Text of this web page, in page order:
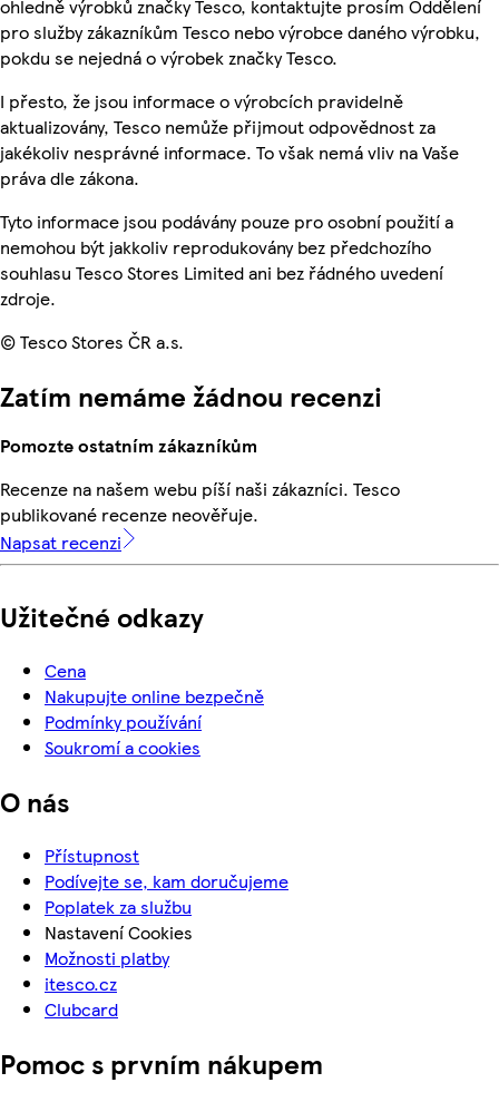
ohledně výrobků značky Tesco, kontaktujte prosím Oddělení
pro služby zákazníkům Tesco nebo výrobce daného výrobku,
pokdu se nejedná o výrobek značky Tesco.
I přesto, že jsou informace o výrobcích pravidelně
aktualizovány, Tesco nemůže přijmout odpovědnost za
jakékoliv nesprávné informace. To však nemá vliv na Vaše
práva dle zákona.
Tyto informace jsou podávány pouze pro osobní použití a
nemohou být jakkoliv reprodukovány bez předchozího
souhlasu Tesco Stores Limited ani bez řádného uvedení
zdroje.
© Tesco Stores ČR a.s.
Zatím nemáme žádnou recenzi
Pomozte ostatním zákazníkům
Recenze na našem webu píší naši zákazníci. Tesco
publikované recenze neověřuje.
Napsat recenzi
Užitečné odkazy
Cena
Nakupujte online bezpečně
Podmínky používání
Soukromí a cookies
O nás
Přístupnost
Podívejte se, kam doručujeme
Poplatek za službu
Nastavení Cookies
Možnosti platby
itesco.cz
Clubcard
Pomoc s prvním nákupem